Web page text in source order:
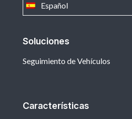
Soluciones
Seguimiento de Vehículos
Características
Español